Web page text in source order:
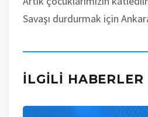
Savaşı durdurmak için
İLGILI HABERLER